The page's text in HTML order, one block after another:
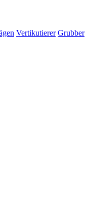
Vertikutierer Grubber